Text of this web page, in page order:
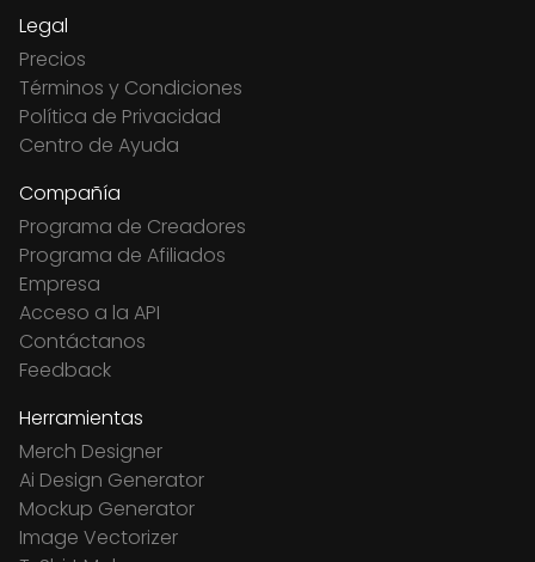
Legal
Precios
Términos y Condiciones
Política de Privacidad
Centro de Ayuda
Compañía
Programa de Creadores
Programa de Afiliados
Empresa
Acceso a la API
Contáctanos
Feedback
Herramientas
Merch Designer
Ai Design Generator
Mockup Generator
Image Vectorizer